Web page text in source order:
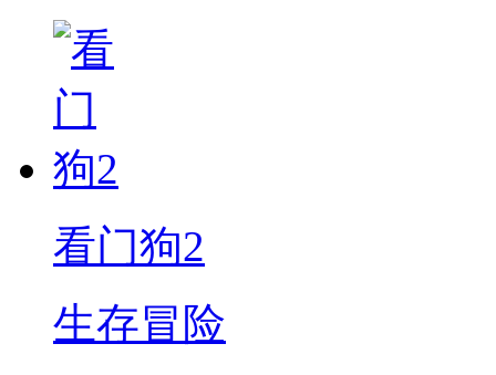
看门狗2
生存冒险